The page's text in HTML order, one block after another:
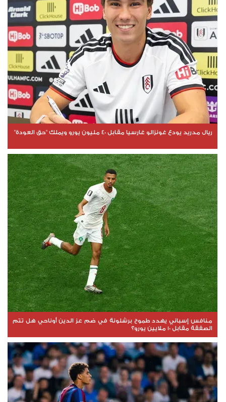
ريال مدريد يودع غونزالو غارسيا مقابل 40 مليون يورو ويملك "حق العودة"
منافس إسباني يهدد طموح برشلونة في ضم عز الدين أوناحي هل تتم
الصفقة مقابل 10 ملايين يورو؟